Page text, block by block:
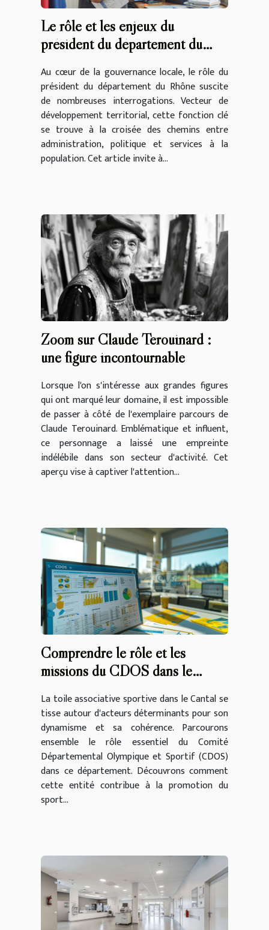
Le rôle et les enjeux du
président du département du
Au cœur de la gouvernance locale, le rôle du
président du département du Rhône suscite
de nombreuses interrogations. Vecteur de
développement territorial, cette fonction clé
se trouve à la croisée des chemins entre
administration, politique et services à la
population. Cet article invite à...
Zoom sur Claude Terouinard :
une figure incontournable
Lorsque l'on s'intéresse aux grandes figures
qui ont marqué leur domaine, il est impossible
de passer à côté de l'exemplaire parcours de
Claude Terouinard. Emblématique et influent,
ce personnage a laissé une empreinte
indélébile dans son secteur d'activité. Cet
aperçu vise à captiver l'attention...
Comprendre le rôle et les
missions du CDOS dans le
La toile associative sportive dans le Cantal se
tisse autour d'acteurs déterminants pour son
dynamisme et sa cohérence. Parcourons
ensemble le rôle essentiel du Comité
Départemental Olympique et Sportif (CDOS)
dans ce département. Découvrons comment
cette entité contribue à la promotion du
sport...